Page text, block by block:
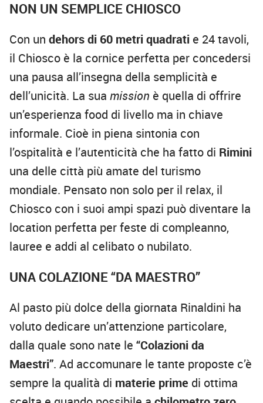
NON UN SEMPLICE CHIOSCO
Con un dehors di 60 metri quadrati e 24 tavoli,
il Chiosco è la cornice perfetta per concedersi
una pausa all’insegna della semplicità e
dell’unicità. La sua mission è quella di offrire
un’esperienza food di livello ma in chiave
informale. Cioè in piena sintonia con
l’ospitalità e l’autenticità che ha fatto di Rimini
una delle città più amate del turismo
mondiale. Pensato non solo per il relax, il
Chiosco con i suoi ampi spazi può diventare la
location perfetta per feste di compleanno,
lauree e addi al celibato o nubilato.
UNA COLAZIONE “DA MAESTRO”
Al pasto più dolce della giornata Rinaldini ha
voluto dedicare un’attenzione particolare,
dalla quale sono nate le “Colazioni da
Maestri”. Ad accomunare le tante proposte c’è
sempre la qualità di materie prime di ottima